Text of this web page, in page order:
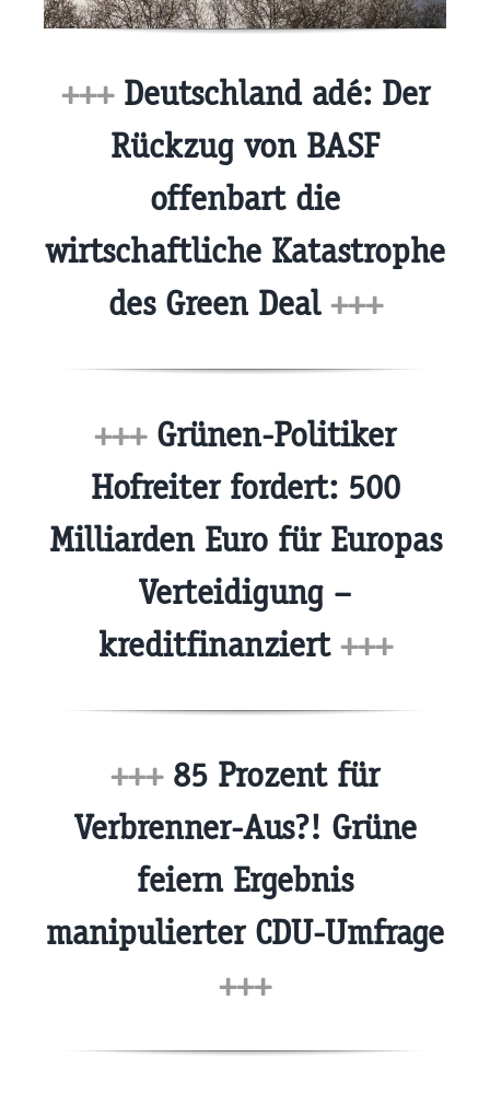
+++Deutschland adé: Der
Rückzug von BASF
offenbart die
wirtschaftliche Katastrophe
des Green Deal +++
+++Grünen-Politiker
Hofreiter fordert: 500
Milliarden Euro für Europas
Verteidigung –
kreditfinanziert +++
+++85 Prozent für
Verbrenner-Aus?! Grüne
feiern Ergebnis
manipulierter CDU-Umfrage
+++